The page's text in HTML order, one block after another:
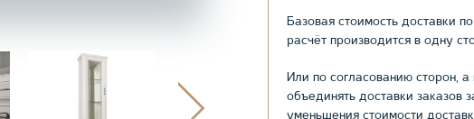
Базовая стоимость доставки
расчёт производится в одну
Или по согласованию сторон,
объединять доставки
уменьшения стоимости